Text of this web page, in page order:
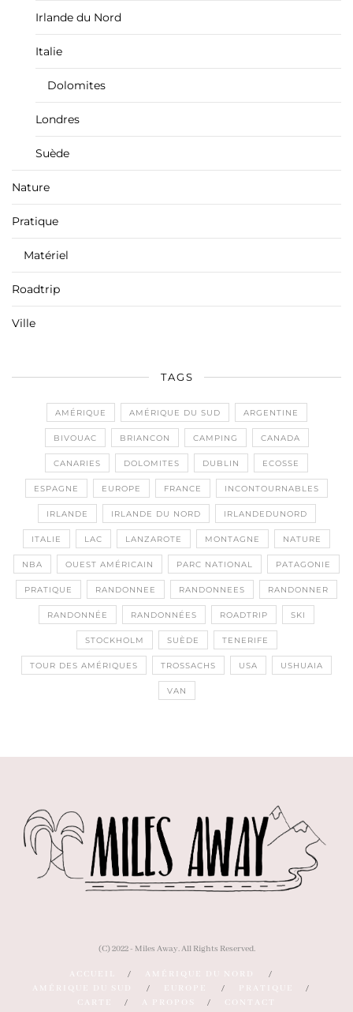
Irlande du Nord
Italie
Dolomites
Londres
Suède
Nature
Pratique
Matériel
Roadtrip
Ville
TAGS
AMÉRIQUE AMÉRIQUE DU SUD ARGENTINE
BIVOUAC BRIANCON CAMPING CANADA
CANARIES DOLOMITES DUBLIN ECOSSE
ESPAGNE EUROPE FRANCE INCONTOURNABLES
IRLANDE IRLANDE DU NORD IRLANDEDUNORD
ITALIE LAC LANZAROTE MONTAGNE NATURE
NBA OUEST AMÉRICAIN PARC NATIONAL PATAGONIE
PRATIQUE RANDONNEE RANDONNEES RANDONNER
RANDONNÉE RANDONNÉES ROADTRIP SKI
STOCKHOLM SUÈDE TENERIFE
TOUR DES AMÉRIQUES TROSSACHS USA USHUAIA
VAN
(C) 2022 - Miles Away. All Rights Reserved.
ACCUEIL
AMÉRIQUE DU NORD
AMÉRIQUE DU SUD
EUROPE
PRATIQUE
CARTE
A PROPOS CONTACT